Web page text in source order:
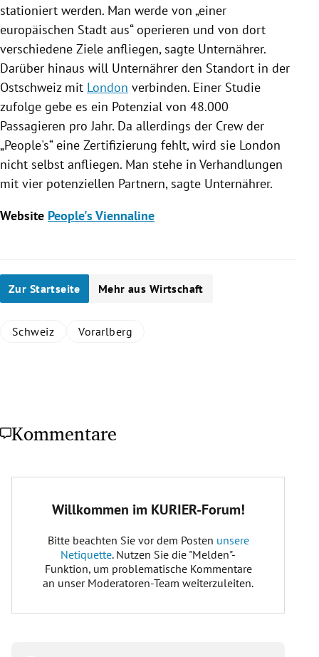
stationiert werden. Man werde von „einer
europäischen Stadt aus“ operieren und von dort
verschiedene Ziele anfliegen, sagte Unternährer.
Darüber hinaus will Unternährer den Standort in der
Ostschweizmit London verbinden. Einer Studie
zufolge gebe es ein Potenzial von 48.000
Passagieren pro Jahr. Da allerdings der Crew der
„People's“ eine Zertifizierung fehlt, wird sie London
nicht selbst anfliegen. Man stehe in Verhandlungen
mit vier potenziellen Partnern, sagte Unternährer.
Website People's Viennaline
Zur Startseite Mehr aus Wirtschaft
Schweiz Vorarlberg
Kommentare